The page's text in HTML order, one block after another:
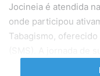
Jocineia é atendida
onde participou
Tabagismo,
e compromisso da